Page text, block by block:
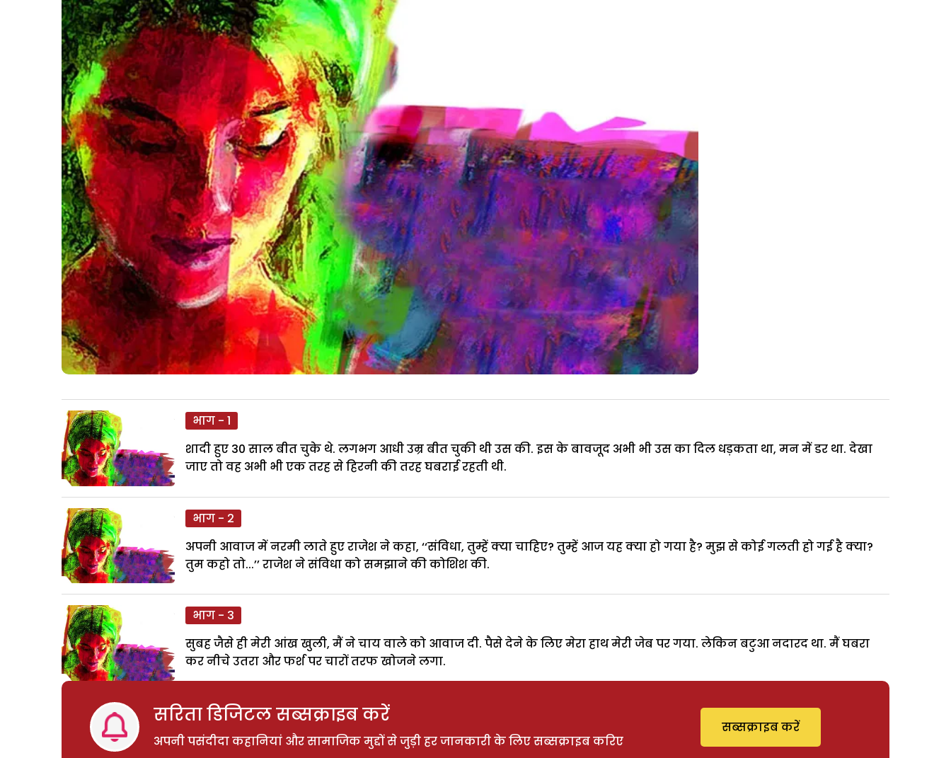
भाग - 1
शादी हुए 30 साल बीत चुके थे. लगभग आधी उम्र बीत चुकी थी उस की. इस के बावजूद अभी भी उस का दिल धड़कता था, मन में डर था. देखा
जाए तो वह अभी भी एक तरह से हिरनी की तरह घबराई रहती थी.
भाग - 2
अपनी आवाज में नरमी लाते हुए राजेश ने कहा, ‘‘संविधा, तुम्हें क्या चाहिए? तुम्हें आज यह क्या हो गया है? मुझ से कोई गलती हो गई है क्या?
तुम कहो तो...’’ राजेश ने संविधा को समझाने की कोशिश की.
भाग - 3
सुबह जैसे ही मेरी आंख खुली, मैं ने चाय वाले को आवाज दी. पैसे देने के लिए मेरा हाथ मेरी जेब पर गया. लेकिन बटुआ नदारद था. मैं घबरा
कर नीचे उतरा और फर्श पर चारों तरफ खोजने लगा.
सरिता डिजिटल सब्सक्राइब करें
अपनी पसंदीदा कहानियां और सामाजिक मुद्दों से जुड़ी हर जानकारी के लिए सब्सक्राइब करिए
सब्सक्राइब करें